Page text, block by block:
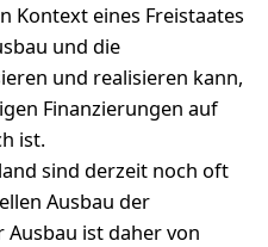
Kontext eines Freistaates
und die
und realisieren kann,
Finanzierungen auf
ist.
sind derzeit noch oft
Ausbau der
ist daher von